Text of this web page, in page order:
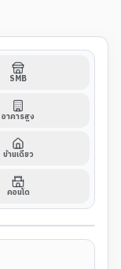
SMB
อาคารสูง
บ้านเดี่ยว
คอนโด